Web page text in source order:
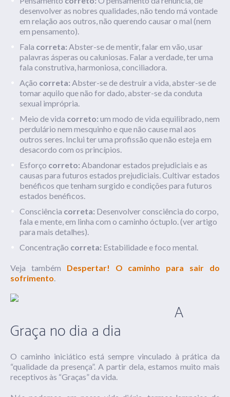
desenvolver as nobres qualidades, não tendo má vontade
em relação aos outros, não querendo causar o mal (nem
em pensamento).
Fala correta: Abster-se de mentir, falar em vão, usar
palavras ásperas ou caluniosas. Falar a verdade, ter uma
fala construtiva, harmoniosa, conciliadora.
Ação correta: Abster-se de destruir a vida, abster-se de
tomar aquilo que não for dado, abster-se da conduta
sexual imprópria.
Meio de vida correto: um modo de vida equilibrado, nem
perdulário nem mesquinho e que não cause mal aos
outros seres. Inclui ter uma profissão que não esteja em
desacordo com os princípios.
Esforço correto: Abandonar estados prejudiciais e as
causas para futuros estados prejudiciais. Cultivar estados
benéficos que tenham surgido e condições para futuros
estados benéficos.
Consciência correta: Desenvolver consciência do corpo,
fala e mente, em linha com o caminho óctuplo. (ver artigo
para mais detalhes).
Concentração correta: Estabilidade e foco mental.
Veja também Despertar! O caminho para sair do
sofrimento.
A
Graça no dia a dia
O caminho iniciático está sempre vinculado à prática da
“qualidade da presença”. A partir dela, estamos muito mais
receptivos às “Graças” da vida.